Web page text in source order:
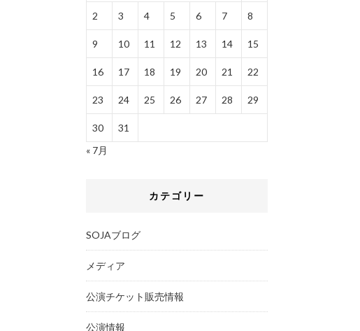
2 3 4 5 6 7 8
9 10 11 12 13 14 15
16 17 18 19 20 21 22
23 24 25 26 27 28 29
30
31
« 7月
カテゴリー
SOJAブログ
メディア
公演チケット販売情報
公演情報